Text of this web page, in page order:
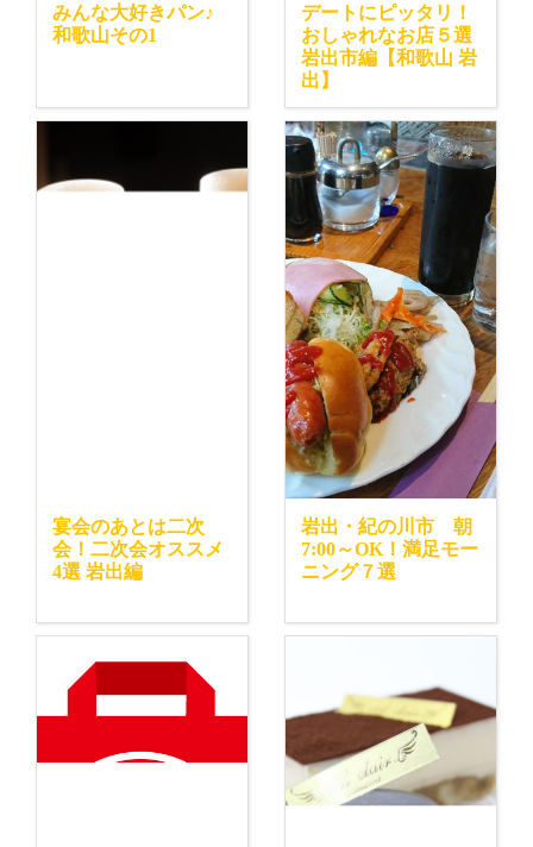
みんな大好きパン♪
和歌山その1
デートにピッタリ！
おしゃれなお店５選
岩出市編【和歌山 岩
出】
宴会のあとは二次
会！二次会オススメ
4選 岩出編
岩出・紀の川市 朝
7:00～OK！満足モー
ニング７選